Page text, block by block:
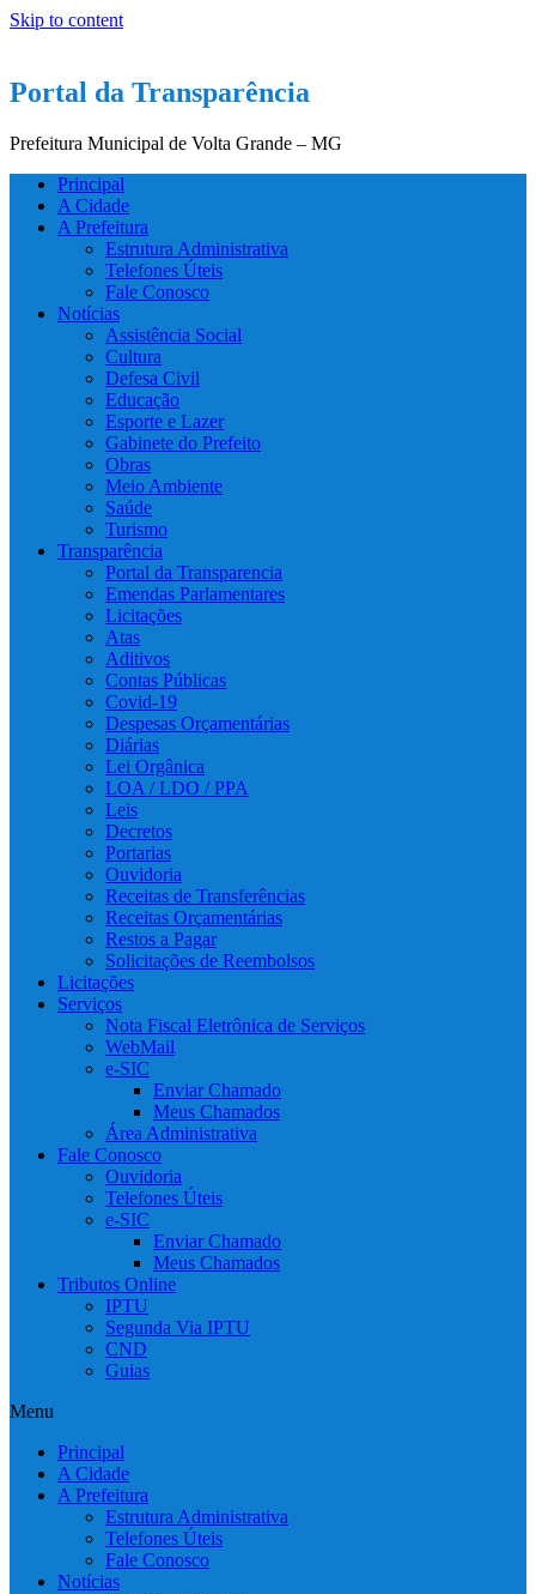
Skip to content
Portal da Transparência
Prefeitura Municipal de Volta Grande – MG
Principal
A Cidade
A Prefeitura
Estrutura Administrativa
Telefones Úteis
Fale Conosco
Notícias
Assistência Social
Cultura
Defesa Civil
Educação
Esporte e Lazer
Gabinete do Prefeito
Obras
Meio Ambiente
Saúde
Turismo
Transparência
Portal da Transparencia
Emendas Parlamentares
Licitações
Atas
Aditivos
Contas Públicas
Covid-19
Despesas Orçamentárias
Diárias
Lei Orgânica
LOA / LDO / PPA
Leis
Decretos
Portarias
Ouvidoria
Receitas de Transferências
Receitas Orçamentárias
Restos a Pagar
Solicitações de Reembolsos
Licitações
Serviços
Nota Fiscal Eletrônica de Serviços
WebMail
e-SIC
Enviar Chamado
Meus Chamados
Área Administrativa
Fale Conosco
Ouvidoria
Telefones Úteis
e-SIC
Enviar Chamado
Meus Chamados
Tributos Online
IPTU
Segunda Via IPTU
CND
Guias
Menu
Principal
A Cidade
A Prefeitura
Estrutura Administrativa
Telefones Úteis
Fale Conosco
Notícias